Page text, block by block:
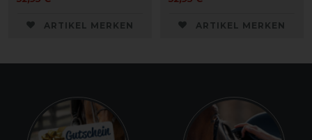
ARTIKEL MERKEN ARTIKEL MERKEN